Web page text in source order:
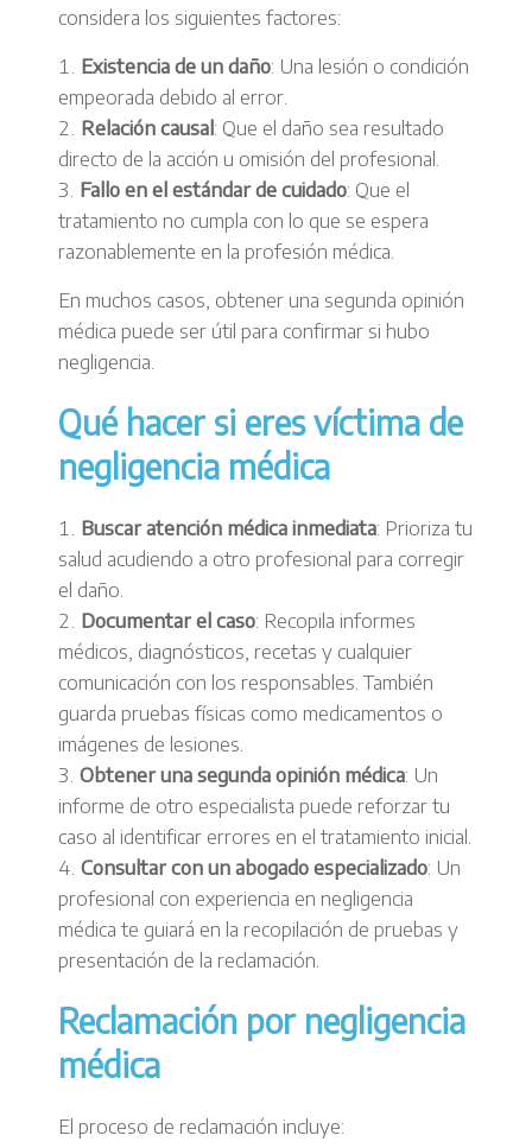
considera los siguientes factores:
Existencia de un daño: Una lesión o condición
empeorada debido al error.
Relación causal: Que el daño sea resultado
directo de la acción u omisión del profesional.
Fallo en el estándar de cuidado: Que el
tratamiento no cumpla con lo que se espera
razonablemente en la profesión médica.
En muchos casos, obtener una segunda opinión
médica puede ser útil para confirmar si hubo
negligencia.
Qué hacer si eres víctima de
negligencia médica
Buscar atención médica inmediata: Prioriza tu
salud acudiendo a otro profesional para corregir
el daño.
Documentar el caso: Recopila informes
médicos, diagnósticos, recetas y cualquier
comunicación con los responsables. También
guarda pruebas físicas como medicamentos o
imágenes de lesiones.
Obtener una segunda opinión médica: Un
informe de otro especialista puede reforzar tu
caso al identificar errores en el tratamiento inicial.
Consultar con un abogado especializado: Un
profesional con experiencia en negligencia
médica te guiará en la recopilación de pruebas y
presentación de la reclamación.
Reclamación por negligencia
médica
El proceso de reclamación incluye: